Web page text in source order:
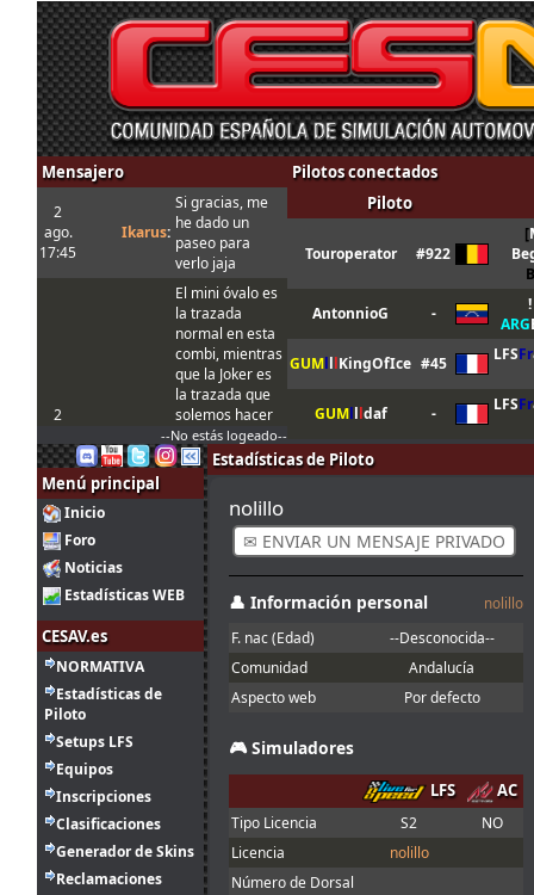
Mensajero Pilotos conectados
2
ago.
17:45
Ikarus:
Si gracias, me
he dado un
paseo para
verlo jaja
2
17:17
tangovalens :
El mini óvalo es
la trazada
normal en esta
combi, mientras
que la Joker es
la trazada que
solemos hacer
siempre y que
toma menos
tiempo. En todo
caso la Joker
está marcada
en el asfalto con
franjas rojas y
amarillas
2
ago.
14:30
Ikarus
Buenas, con la
Joker lap
entiendo que se
refiere al mini
óvalo que se
hace en el
server Q, no?
ago.
18:19
menjacocs
ago.
7:07
tangovalens :
"A fondo o a
casa"
Piloto
Touroperator #922
[
AntonnioG
-
ARG
GUMlllKingOfIce #45 LFSFr
GUMllldaf - LFSFr
--No estás logeado--
Menú principal
Inicio
Foro
Noticias
Estadísticas WEB
CESAV.es
NORMATIVA
Estadísticas de
Piloto
Setups LFS
Equipos
Inscripciones
Clasificaciones
Generador de Skins
Reclamaciones
Estadísticas de Piloto
nolillo
✉ ENVIAR UN MENSAJE PRIVADO
👤 Información personal nolillo
F. nac (Edad)
--Desconocida--
Comunidad
Andalucía
Aspecto web
Por defecto
🎮 Simuladores
LFS AC
Tipo Licencia S2
NO
Licencia
nolillo
Número de Dorsal